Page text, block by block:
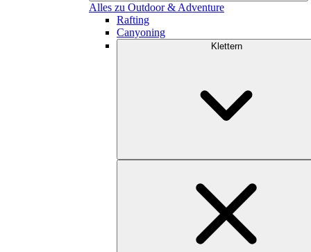
Alles zu Outdoor & Adventure
Rafting
Canyoning
Klettern